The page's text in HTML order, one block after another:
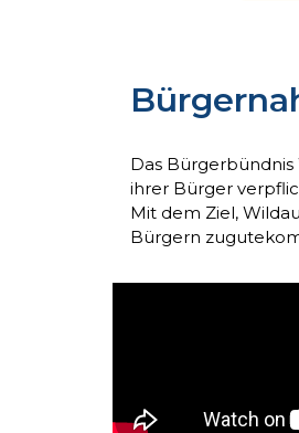
Das
ihrer Bürger
Mit dem Ziel,
Bürgern